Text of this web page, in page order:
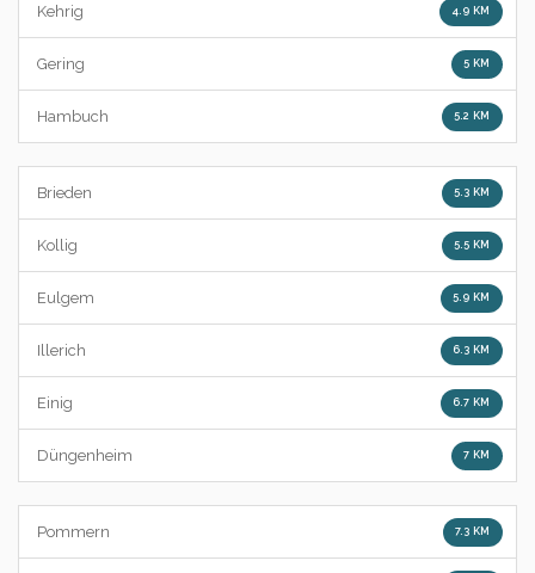
Kehrig 4.9 KM
Gering 5 KM
Hambuch 5.2 KM
Brieden 5.3 KM
Kollig 5.5 KM
Eulgem 5.9 KM
Illerich 6.3 KM
Einig 6.7 KM
Düngenheim 7 KM
Pommern 7.3 KM